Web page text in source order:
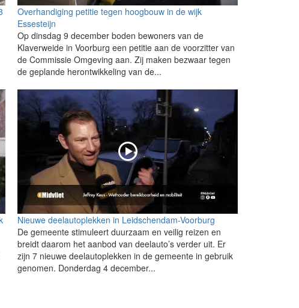
Overhandiging petitie tegen hoogbouw in de wijk
Essesteijn
Op dinsdag 9 december boden bewoners van de
Klaverweide in Voorburg een petitie aan de voorzitter van
de Commissie Omgeving aan. Zij maken bezwaar tegen
de geplande herontwikkeling van de...
Nieuwe deelautoplekken in Leidschendam-Voorburg
De gemeente stimuleert duurzaam en veilig reizen en
breidt daarom het aanbod van deelauto’s verder uit. Er
zijn 7 nieuwe deelautoplekken in de gemeente in gebruik
genomen. Donderdag 4 december...